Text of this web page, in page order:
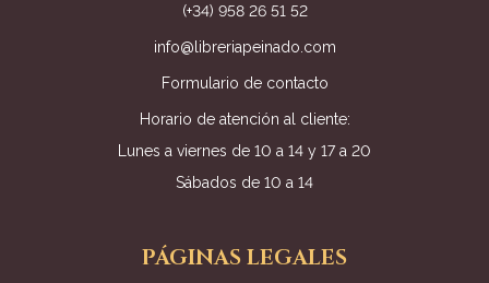
(+34) 958 26 51 52
info@libreriapeinado.com
Formulario de contacto
Horario de atención al cliente:
Lunes a viernes de 10 a 14 y 17 a 20
Sábados de 10 a 14
PÁGINAS LEGALES